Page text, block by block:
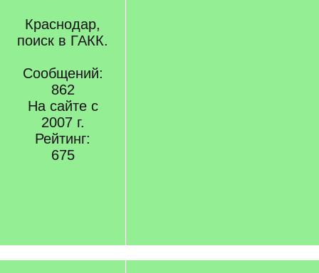
Краснодар,
поиск в ГАКК.
Сообщений:
862
На сайте с
2007 г.
Рейтинг:
675